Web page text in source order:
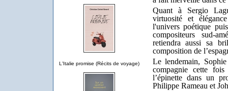
L'Italie promise (Récits de voyage)
Quant à Sergio
virtuosité et
l'univers poétique
compositeurs sud-
retiendra aussi sa
composition de
Le lendemain,
compagnie cette
l’épinette dans un
Philippe Rameau et